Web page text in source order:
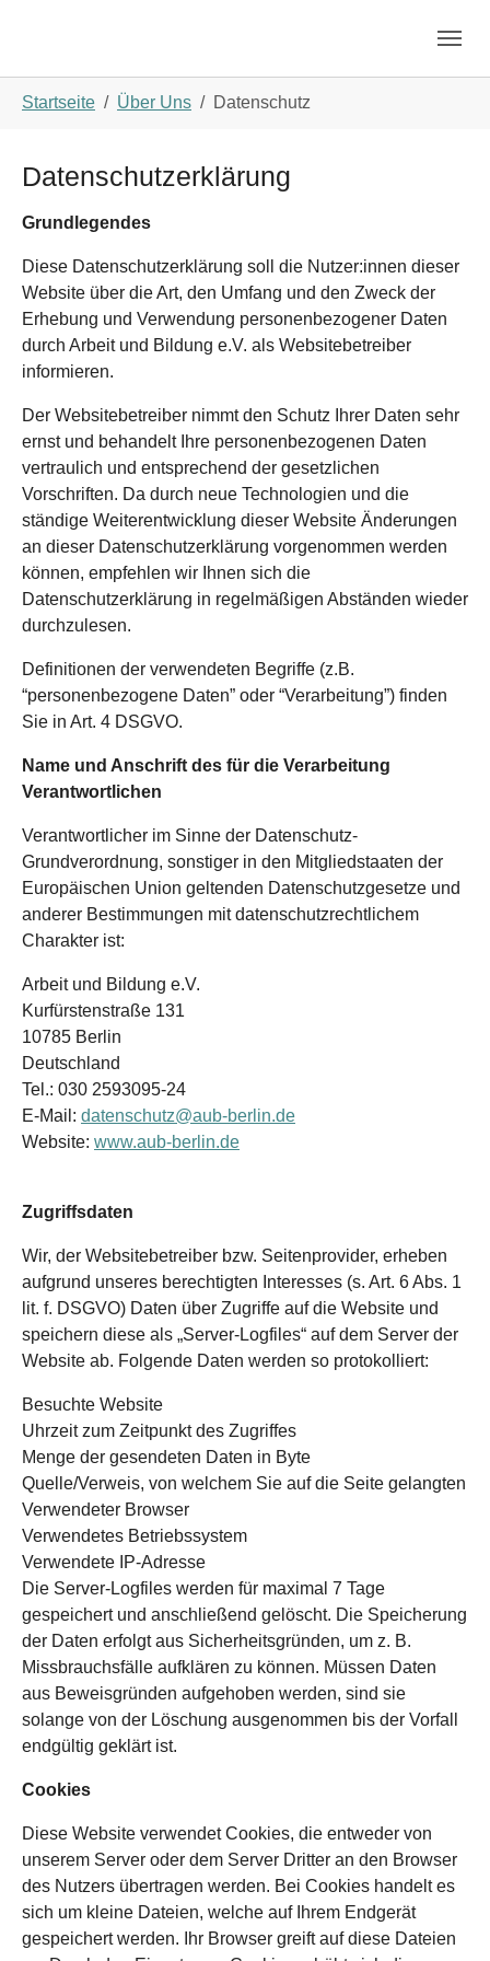
You are here:
Startseite Über Uns Datenschutz
Datenschutzerklärung
Grundlegendes
Diese Datenschutzerklärung soll die Nutzer:innen dieser
Website über die Art, den Umfang und den Zweck der
Erhebung und Verwendung personenbezogener Daten
durch Arbeit und Bildung e.V. als Websitebetreiber
informieren.
Der Websitebetreiber nimmt den Schutz Ihrer Daten sehr
ernst und behandelt Ihre personenbezogenen Daten
vertraulich und entsprechend der gesetzlichen
Vorschriften. Da durch neue Technologien und die
ständige Weiterentwicklung dieser Website Änderungen
an dieser Datenschutzerklärung vorgenommen werden
können, empfehlen wir Ihnen sich die
Datenschutzerklärung in regelmäßigen Abständen wieder
durchzulesen.
Definitionen der verwendeten Begriffe (z.B.
“personenbezogene Daten” oder “Verarbeitung”) finden
Sie in Art. 4 DSGVO.
Name und Anschrift des für die Verarbeitung
Verantwortlichen
Verantwortlicher im Sinne der Datenschutz-
Grundverordnung, sonstiger in den Mitgliedstaaten der
Europäischen Union geltenden Datenschutzgesetze und
anderer Bestimmungen mit datenschutzrechtlichem
Charakter ist:
Arbeit und Bildung e.V.
Kurfürstenstraße 131
10785 Berlin
Deutschland
Tel.: 030 2593095-24
E-Mail: datenschutz@aub-berlin.de
Website: www.aub-berlin.de
Zugriffsdaten
Wir, der Websitebetreiber bzw. Seitenprovider, erheben
aufgrund unseres berechtigten Interesses (s. Art. 6 Abs. 1
lit. f. DSGVO) Daten über Zugriffe auf die Website und
speichern diese als „Server-Logfiles“ auf dem Server der
Website ab. Folgende Daten werden so protokolliert:
Besuchte Website
Uhrzeit zum Zeitpunkt des Zugriffes
Menge der gesendeten Daten in Byte
Quelle/Verweis, von welchem Sie auf die Seite gelangten
Verwendeter Browser
Verwendetes Betriebssystem
Verwendete IP-Adresse
Die Server-Logfiles werden für maximal 7 Tage
gespeichert und anschließend gelöscht. Die Speicherung
der Daten erfolgt aus Sicherheitsgründen, um z. B.
Missbrauchsfälle aufklären zu können. Müssen Daten
aus Beweisgründen aufgehoben werden, sind sie
solange von der Löschung ausgenommen bis der Vorfall
endgültig geklärt ist.
Cookies
Diese Website verwendet Cookies, die entweder von
unserem Server oder dem Server Dritter an den Browser
des Nutzers übertragen werden. Bei Cookies handelt es
sich um kleine Dateien, welche auf Ihrem Endgerät
gespeichert werden. Ihr Browser greift auf diese Dateien